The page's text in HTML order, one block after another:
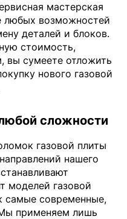
мастерская
любых возможностей
деталей и блоков.
стоимость,
вы сумеете отложить
нового газовой
сложности
газовой плиты
нашего
моделей газовой
самые современные,
применяем лишь